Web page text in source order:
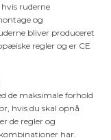
ruderne
og
bliver produceret
regler og er CE
de maksimale forhold
hvis du skal opnå
de regler og
har.